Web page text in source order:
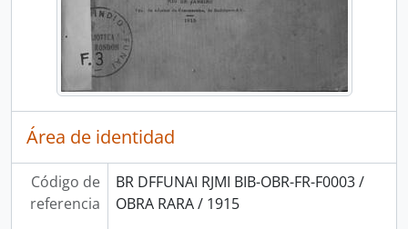
Área de identidad
Código de
referencia
BR DFFUNAI RJMI BIB-OBR-FR-F0003 /
OBRA RARA / 1915